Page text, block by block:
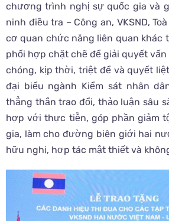
chương trình nghị sự quốc gia và
ninh điều tra – Công an, VKSND,
cơ quan chức năng liên quan khác
phối hợp chặt chẽ để giải quyết
chóng, kịp thời, triệt để và quyết
đại biểu ngành Kiểm sát nhân
thẳng thắn trao đổi, thảo luận sâu
hợp với thực tiễn, góp phần giảm
gia, làm cho đường biên giới hai
hữu nghị, hợp tác mật thiết và